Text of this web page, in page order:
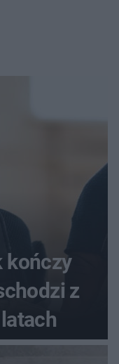
kończy
z